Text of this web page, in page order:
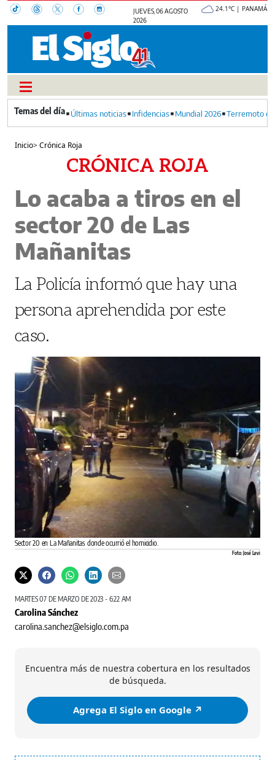
JUEVES, 06 AGOSTO
2026
24.1°C | PANAMÁ
Últimas noticias Infidencias Mundial 2026 Terremoto
Inicio>Crónica Roja
CRÓNICA ROJA
Lo acaba a tiros en el
sector 20 de Las
Mañanitas
La Policía informó que hay una
persona aprehendida por este
caso.
Sector 20 en La Mañanitas donde ocurrió el homicidio.
Foto: José Levi
MARTES 07 DE MARZO DE 2023 - 6:22 AM
Carolina Sánchez
carolina.sanchez@elsiglo.com.pa
Encuentra más de nuestra cobertura en los resultados
de búsqueda.
Agrega El Siglo en Google ↗️